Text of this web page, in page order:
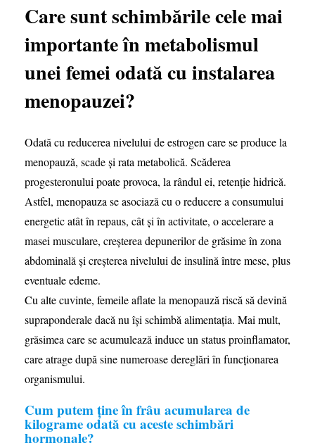
Care sunt schimbările cele mai
importante în metabolismul
unei femei odată cu instalarea
menopauzei?
Odată cu reducerea nivelului de estrogen care se produce la
menopauză, scade și rata metabolică. Scăderea
progesteronului poate provoca, la rândul ei, retenție hidrică.
Astfel, menopauza se asociază cu o reducere a consumului
energetic atât în repaus, cât și în activitate, o accelerare a
masei musculare, creșterea depunerilor de grăsime în zona
abdominală și creșterea nivelului de insulină între mese, plus
eventuale edeme.
Cu alte cuvinte, femeile aflate la menopauză riscă să devină
supraponderale dacă nu își schimbă alimentația. Mai mult,
grăsimea care se acumulează induce un status proinflamator,
care atrage după sine numeroase dereglări în funcționarea
organismului.
Cum putem ține în frâu acumularea de
kilograme odată cu aceste schimbări
hormonale?